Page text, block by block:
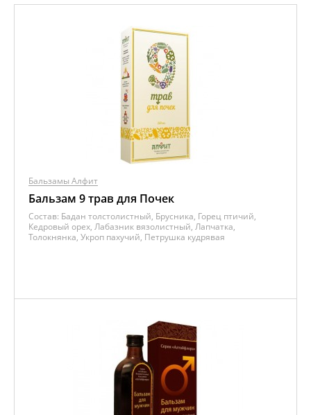
Бальзамы Алфит
Бальзам 9 трав для Почек
Состав: Бадан толстолистный, Брусника, Горец птичий,
Кедровый орех, Лабазник вязолистный, Лапчатка,
Толокнянка, Укроп пахучий, Петрушка кудрявая